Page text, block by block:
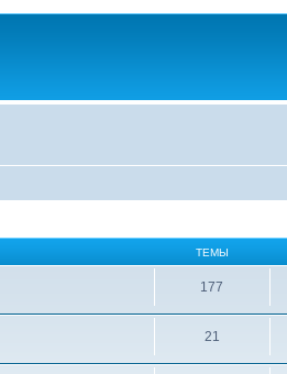
ТЕМЫ
177
21